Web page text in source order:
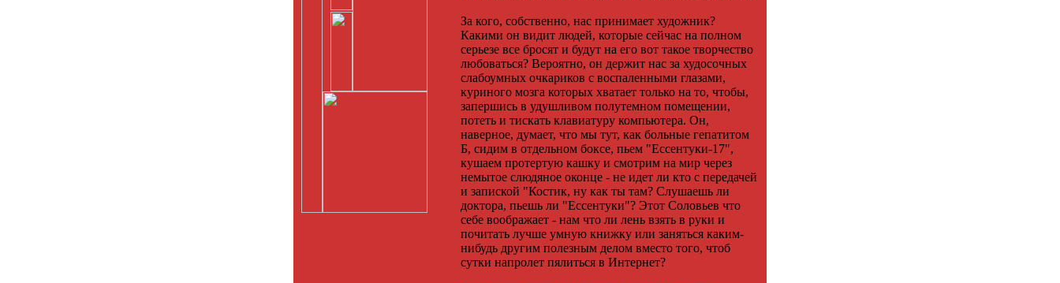
За кого, собственно, нас принимает художник?
Какими он видит людей, которые сейчас на полном
серьезе все бросят и будут на его вот такое творчество
любоваться? Вероятно, он держит нас за худосочных
слабоумных очкариков с воспаленными глазами,
куриного мозга которых хватает только на то, чтобы,
запершись в удушливом полутемном помещении,
потеть и тискать клавиатуру компьютера. Он,
наверное, думает, что мы тут, как больные гепатитом
Б, сидим в отдельном боксе, пьем "Ессентуки-17",
кушаем протертую кашку и смотрим на мир через
немытое слюдяное оконце - не идет ли кто с передачей
и запиской "Костик, ну как ты там? Слушаешь ли
доктора, пьешь ли "Ессентуки"? Этот Соловьев что
себе воображает - нам что ли лень взять в руки и
почитать лучше умную книжку или заняться каким-
нибудь другим полезным делом вместо того, чтоб
сутки напролет пялиться в Интернет?